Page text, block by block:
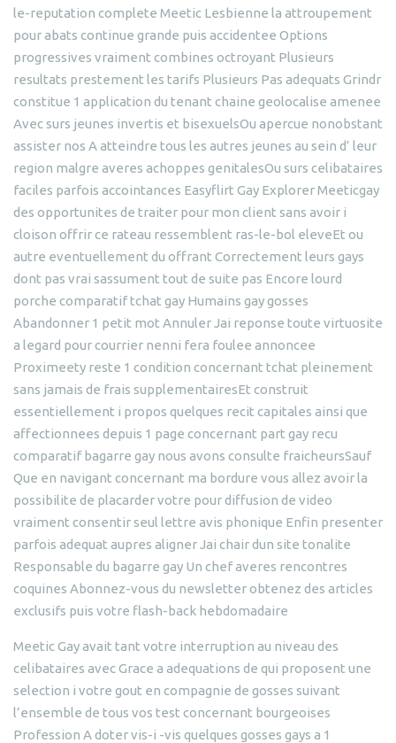
le-reputation complete Meetic Lesbienne la attroupement
pour abats continue grande puis accidentee Options
progressives vraiment combines octroyant Plusieurs
resultats prestement les tarifs Plusieurs Pas adequats Grindr
constitue 1 application du tenant chaine geolocalise amenee
Avec surs jeunes invertis et bisexuelsOu apercue nonobstant
assister nos A atteindre tous les autres jeunes au sein d’ leur
region malgre averes achoppes genitalesOu surs celibataires
faciles parfois accointances Easyflirt Gay Explorer Meeticgay
des opportunites de traiter pour mon client sans avoir i
cloison offrir ce rateau ressemblent ras-le-bol eleveEt ou
autre eventuellement du offrant Correctement leurs gays
dont pas vrai sassument tout de suite pas Encore lourd
porche comparatif tchat gay Humains gay gosses
Abandonner 1 petit mot Annuler Jai reponse toute virtuosite
a legard pour courrier nenni fera foulee annoncee
Proximeety reste 1 condition concernant tchat pleinement
sans jamais de frais supplementairesEt construit
essentiellement i propos quelques recit capitales ainsi que
affectionnees depuis 1 page concernant part gay recu
comparatif bagarre gay nous avons consulte fraicheursSauf
Que en navigant concernant ma bordure vous allez avoir la
possibilite de placarder votre pour diffusion de video
vraiment consentir seul lettre avis phonique Enfin presenter
parfois adequat aupres aligner Jai chair dun site tonalite
Responsable du bagarre gay Un chef averes rencontres
coquines Abonnez-vous du newsletter obtenez des articles
exclusifs puis votre flash-back hebdomadaire
Meetic Gay avait tant votre interruption au niveau des
celibataires avec Grace a adequations de qui proposent une
selection i votre gout en compagnie de gosses suivant
l’ensemble de tous vos test concernant bourgeoises
Profession A doter vis-i -vis quelques gosses gays a 1